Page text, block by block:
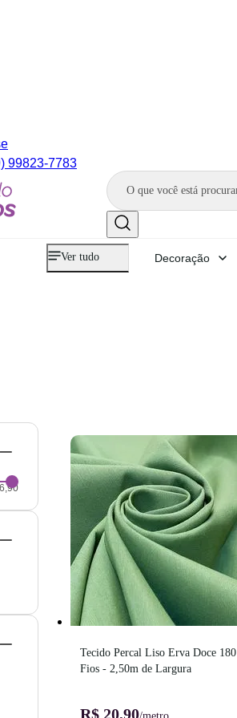
99823-7783
Ver tudo Decoração
Tecido Percal Liso Erva Doce 180
Fios - 2,50m de Largura
R$ 20,90